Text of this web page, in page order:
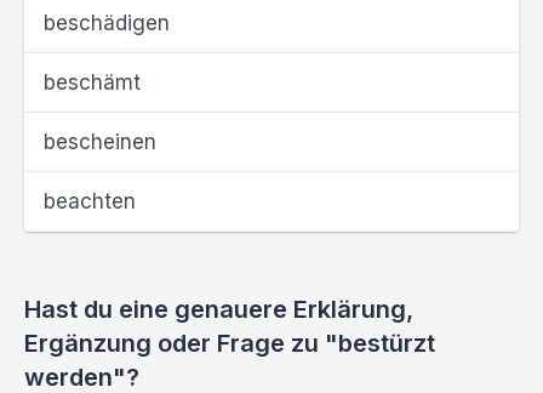
beschädigen
beschämt
bescheinen
beachten
Hast du eine genauere Erklärung,
Ergänzung oder Frage zu "bestürzt
werden"?